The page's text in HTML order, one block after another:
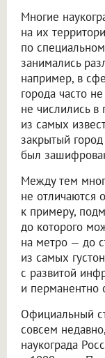
Многие
на их
по
занимались
например, в
города часто
не числились в
из самых
закрытый
был
Между тем
не отличаются
к примеру,
до которого
на метро — до
из самых
с развитой
и перманентно
Официальный
совсем
наукограда